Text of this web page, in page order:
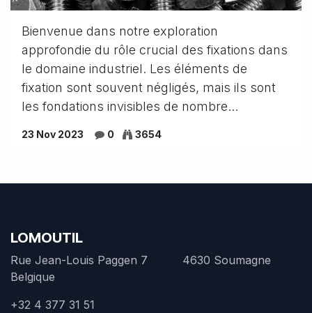
Bienvenue dans notre exploration
approfondie du rôle crucial des fixations dans
le domaine industriel. Les éléments de
fixation sont souvent négligés, mais ils sont
les fondations invisibles de nombre...
23 Nov 2023 0 3654
LOMOUTIL
Rue Jean-Louis Paggen 7 4630 Soumagne
Belgique
+32 4 377 31 51